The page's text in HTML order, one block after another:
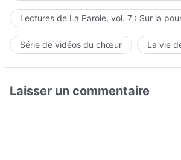
Lectures de La Parole, vol. 7 : Sur la
Série de vidéos du chœur La vie
Laisser un commentaire